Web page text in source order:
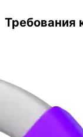
Требования